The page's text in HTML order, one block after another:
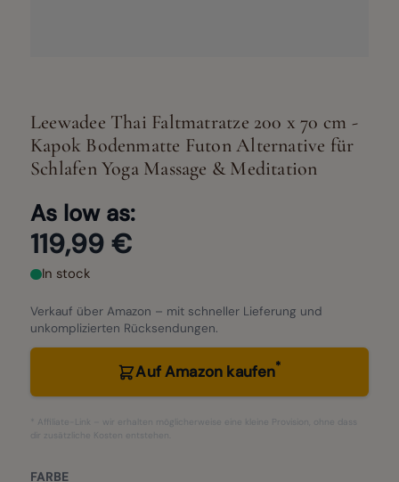
Leewadee Thai Faltmatratze 200 x 70 cm -
Kapok Bodenmatte Futon Alternative für
Schlafen Yoga Massage & Meditation
As low as:
119,99 €
In stock
Verkauf über Amazon – mit schneller Lieferung und
unkomplizierten Rücksendungen.
Auf Amazon kaufen*
* Affiliate-Link – wir erhalten möglicherweise eine kleine Provision, ohne dass
dir zusätzliche Kosten entstehen.
FARBE